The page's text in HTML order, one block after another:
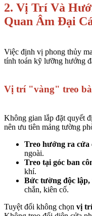
2. Vị Trí Và
Quan Âm Đại
Việc định vị phong thủy
tính toán kỹ lưỡng hướng
Vị trí "vàng" treo
Không gian lắp đặt quyết
nên ưu tiên mảng tường
Treo hướng ra cửa
ngoài.
Treo tại góc ban
khí.
Bức tường độc lập,
chắn, kiên cố.
Tuyệt đối không chọn vị